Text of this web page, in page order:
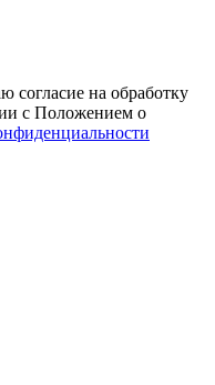
согласие на обработку
с Положением о